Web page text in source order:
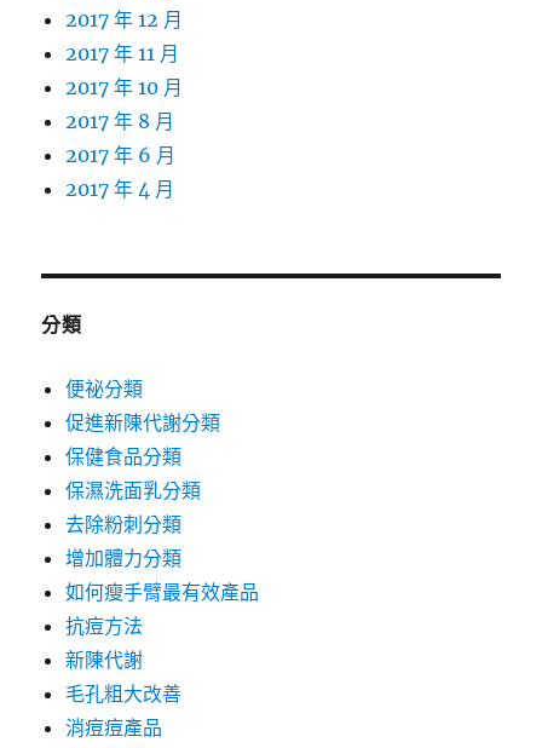
2017 年 12 月
2017 年 11 月
2017 年 10 月
2017 年 8 月
2017 年 6 月
2017 年 4 月
分類
便祕分類
促進新陳代謝分類
保健食品分類
保濕洗面乳分類
去除粉刺分類
增加體力分類
如何瘦手臂最有效產品
抗痘方法
新陳代謝
毛孔粗大改善
消痘痘產品